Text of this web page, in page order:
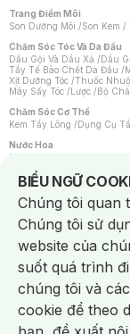
Trang Điểm Môi
Son Dưỡng Môi /Son Kem /
Chăm Sóc Tóc Và Da Đầu
Dầu Gội Và Dầu Xả /Dầu
Tẩy Tế Bào Chết Da Đầu /
Xịt Dưỡng Tóc /Thuốc
Máy Sấy Tóc /Lược /Bộ
Chăm Sóc Cơ Thể
Kem Tẩy Lông /Dụng Cụ
Nước Hoa
Nước Hoa Nữ
Chăm Sóc Cá Nhân
Chống Muỗi /Khẩu Trang /
Sản Phẩm Chăm Sóc Khác
Hỗ Trợ Trắng Răng/Kem
Tăm / Chỉ Nha Khoa/ Xịt
Khăn Ướt Vệ Sinh Vùng
Máy Cạo Râu
Vấn Đề Về Da
Da Dầu / Lỗ Chân Lông To/
Da Nhạy Cảm / Kích Ứng
Quầng Thâm & Bọng Mắt /
Dụng Cụ / Phụ Kiện Chăm
BIỂU NGỮ
Notice about
Chúng tôi quan
Chúng tôi sử
website của
suốt quá trình
chúng tôi và
cookie để theo